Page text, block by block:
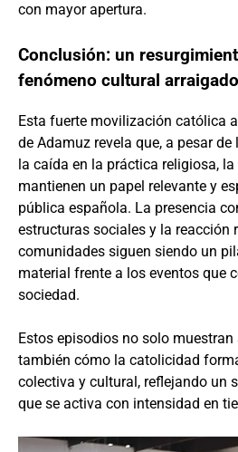
con mayor apertura.
Conclusión: un
fenómeno cultural arraigado
Esta fuerte movilización católica
de Adamuz revela que, a pesar
la caída en la práctica religiosa,
mantienen un papel relevante y
pública española. La presencia
estructuras sociales y la reacción
comunidades siguen siendo un
material frente a los eventos que
sociedad.
Estos episodios no solo
también cómo la catolicidad
colectiva y cultural, reflejando un
que se activa con intensidad en